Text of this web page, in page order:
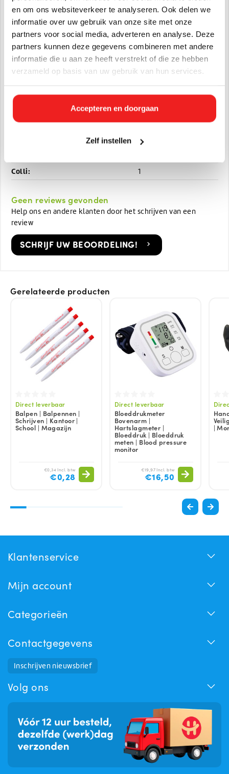
en om ons websiteverkeer te analyseren. Ook delen we
informatie over uw gebruik van onze site met onze
partners voor social media, adverteren en analyse. Deze
partners kunnen deze gegevens combineren met andere
informatie die u aan ze heeft verstrekt of die ze hebben
verzameld op basis van uw gebruik van hun services.
Accepteren en doorgaan
Zelf instellen
Elke pen heeft een 0,7 mm punt
, waarmee je uiterst precies
en consistent in helder blauw schrijft.
De Huchem Gel Pen Set garandeert betrouwbare
performance, waar je dagelijks op kunt vertrouwen.
Schrijf met plezier en flair met de Huchem gelpennen!
Set uit 5 pennen
Specificaties
Artikelnummer: GELPEN-H
10 x 5 x 1
Colli: 1
Geen reviews gevonden
Help ons en andere klanten door het schrijven van een
review
SCHRIJF UW BEOORDELING!
Gerelateerde producten
Direct leverbaar
Balpen | Balpennen |
Schrijven | Kantoor |
School | Magazijn
€0,34 Incl. btw
€0,28
Direct leverbaar
Bloeddrukmeter
Bovenarm |
Hartslagmeter |
Bloeddruk | Bloeddruk
meten | Blood pressure
monitor
€19,97 Incl. btw
€16,50
|
Klantenservice
Mijn account
Categorieën
Contactgegevens
Inschrijven nieuwsbrief
Volg ons